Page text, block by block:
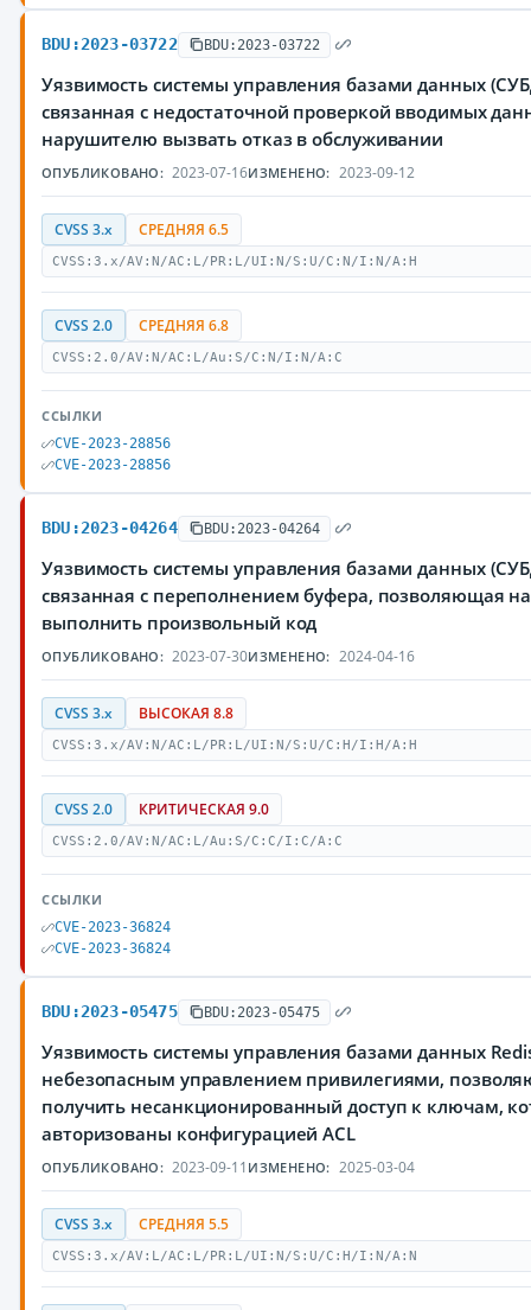
BDU:2023-03722 BDU:2023-03722
Уязвимость системы управления базами данных
связанная с недостаточной проверкой вводимых
нарушителю вызвать отказ в обслуживании
ОПУБЛИКОВАНО: 2023-07-16ИЗМЕНЕНО: 2023-09-12
CVSS 3.x СРЕДНЯЯ 6.5
CVSS:3.x/AV:N/AC:L/PR:L/UI:N/S:U/C:N/I:N/A:H
CVSS 2.0 СРЕДНЯЯ 6.8
CVSS:2.0/AV:N/AC:L/Au:S/C:N/I:N/A:C
ССЫЛКИ
CVE-2023-28856
CVE-2023-28856
BDU:2023-04264 BDU:2023-04264
Уязвимость системы управления базами данных
cвязанная с переполнением буфера, позволяющая
выполнить произвольный код
ОПУБЛИКОВАНО: 2023-07-30ИЗМЕНЕНО: 2024-04-16
CVSS 3.x ВЫСОКАЯ 8.8
CVSS:3.x/AV:N/AC:L/PR:L/UI:N/S:U/C:H/I:H/A:H
CVSS 2.0 КРИТИЧЕСКАЯ 9.0
CVSS:2.0/AV:N/AC:L/Au:S/C:C/I:C/A:C
ССЫЛКИ
CVE-2023-36824
CVE-2023-36824
BDU:2023-05475 BDU:2023-05475
Уязвимость системы управления базами данных
небезопасным управлением привилегиями,
получить несанкционированный доступ к ключам,
авторизованы конфигурацией ACL
ОПУБЛИКОВАНО: 2023-09-11 ИЗМЕНЕНО: 2025-03-04
CVSS 3.x СРЕДНЯЯ 5.5
CVSS:3.x/AV:L/AC:L/PR:L/UI:N/S:U/C:H/I:N/A:N